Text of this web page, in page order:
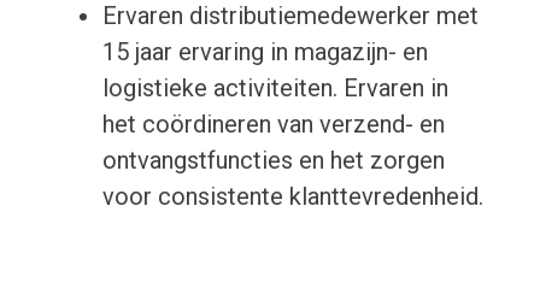
Ervaren distributiemedewerker met
15 jaar ervaring in magazijn- en
logistieke activiteiten. Ervaren in
het coördineren van verzend- en
ontvangstfuncties en het zorgen
voor consistente klanttevredenheid.